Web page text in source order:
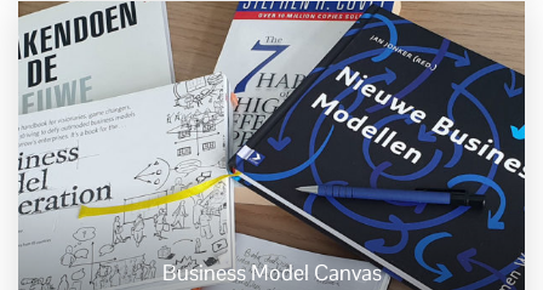
Business Model Canvas